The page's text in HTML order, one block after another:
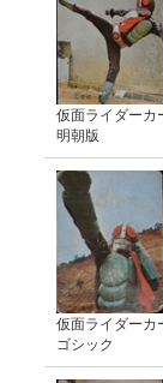
仮面ライダー
明朝版
仮面ライダー
ゴシック